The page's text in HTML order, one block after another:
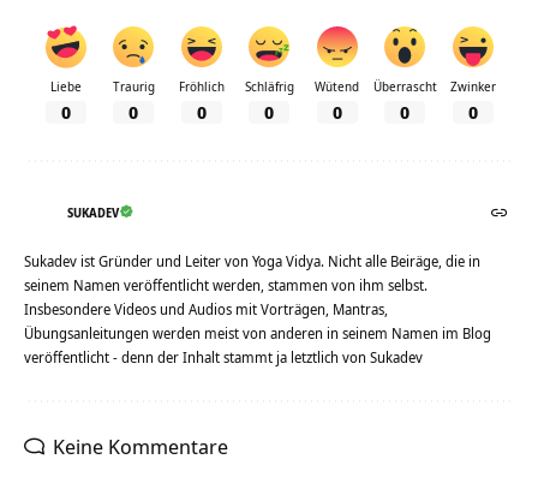
Liebe
0
Traurig
0
Fröhlich
0
Schläfrig
0
Wütend
0
Überrascht
0
Zwinker
0
SUKADEV
Sukadev ist Gründer und Leiter von Yoga Vidya. Nicht alle Beiräge, die in
seinem Namen veröffentlicht werden, stammen von ihm selbst.
Insbesondere Videos und Audios mit Vorträgen, Mantras,
Übungsanleitungen werden meist von anderen in seinem Namen im Blog
veröffentlicht - denn der Inhalt stammt ja letztlich von Sukadev
Keine Kommentare